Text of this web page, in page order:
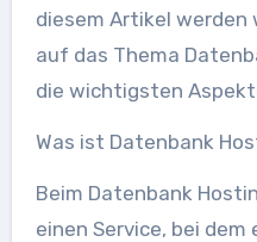
diesem Artikel werden
auf das Thema
die wichtigsten
Was ist Datenbank
Beim Datenbank
einen Service, bei